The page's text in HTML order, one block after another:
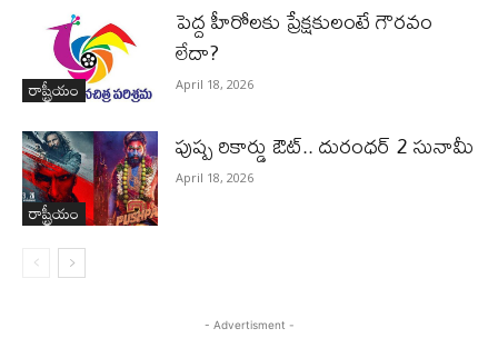
రాష్ట్రీయం
పెద్ద హీరోల‌కు ప్రేక్ష‌కులంటే గౌర‌వం
లేదా?
April 18, 2026
రాష్ట్రీయం
పుష్ప రికార్డు ఔట్‌.. దురంధ‌ర్ 2 సునామీ
April 18, 2026
- Advertisment -